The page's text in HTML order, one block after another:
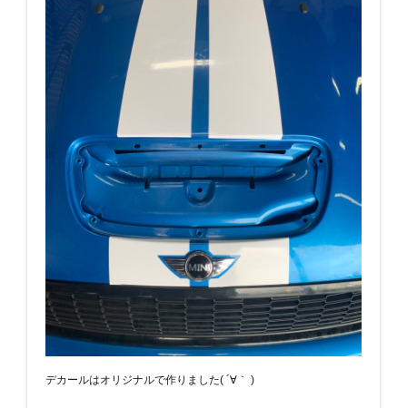
デカールはオリジナルで作りました( ´∀｀ )